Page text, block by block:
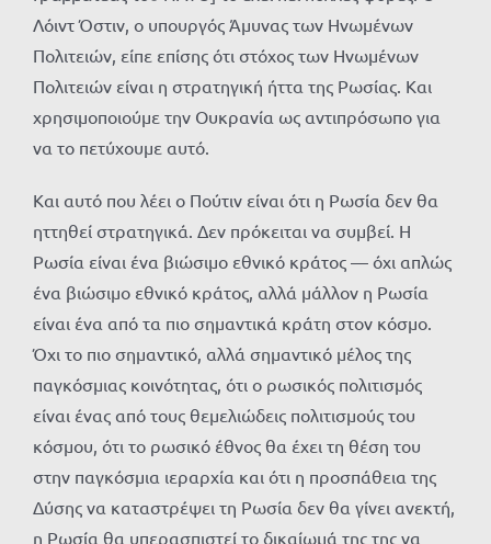
Λόιντ Όστιν, ο υπουργός Άμυνας των Ηνωμένων
Πολιτειών, είπε επίσης ότι στόχος των Ηνωμένων
Πολιτειών είναι η στρατηγική ήττα της Ρωσίας. Και
χρησιμοποιούμε την Ουκρανία ως αντιπρόσωπο για
να το πετύχουμε αυτό.
Και αυτό που λέει ο Πούτιν είναι ότι η Ρωσία δεν θα
ηττηθεί στρατηγικά. Δεν πρόκειται να συμβεί. Η
Ρωσία είναι ένα βιώσιμο εθνικό κράτος — όχι απλώς
ένα βιώσιμο εθνικό κράτος, αλλά μάλλον η Ρωσία
είναι ένα από τα πιο σημαντικά κράτη στον κόσμο.
Όχι το πιο σημαντικό, αλλά σημαντικό μέλος της
παγκόσμιας κοινότητας, ότι ο ρωσικός πολιτισμός
είναι ένας από τους θεμελιώδεις πολιτισμούς του
κόσμου, ότι το ρωσικό έθνος θα έχει τη θέση του
στην παγκόσμια ιεραρχία και ότι η προσπάθεια της
Δύσης να καταστρέψει τη Ρωσία δεν θα γίνει ανεκτή,
η Ρωσία θα υπερασπιστεί το δικαίωμά της της να